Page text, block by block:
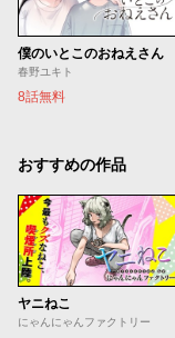
僕のいとこのおねえさん
春野ユキト
8話無料
おすすめの作品
ヤニねこ
にゃんにゃんファクトリー